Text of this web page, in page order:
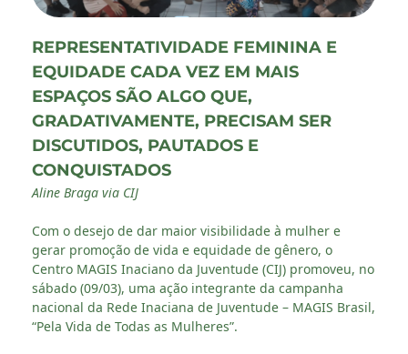
REPRESENTATIVIDADE FEMININA E
EQUIDADE CADA VEZ EM MAIS
ESPAÇOS SÃO ALGO QUE,
GRADATIVAMENTE, PRECISAM SER
DISCUTIDOS, PAUTADOS E
CONQUISTADOS
Aline Braga via CIJ
Com o desejo de dar maior visibilidade à mulher e
gerar promoção de vida e equidade de gênero, o
Centro MAGIS Inaciano da Juventude (CIJ) promoveu, no
sábado (09/03), uma ação integrante da campanha
nacional da Rede Inaciana de Juventude – MAGIS Brasil,
“Pela Vida de Todas as Mulheres”.